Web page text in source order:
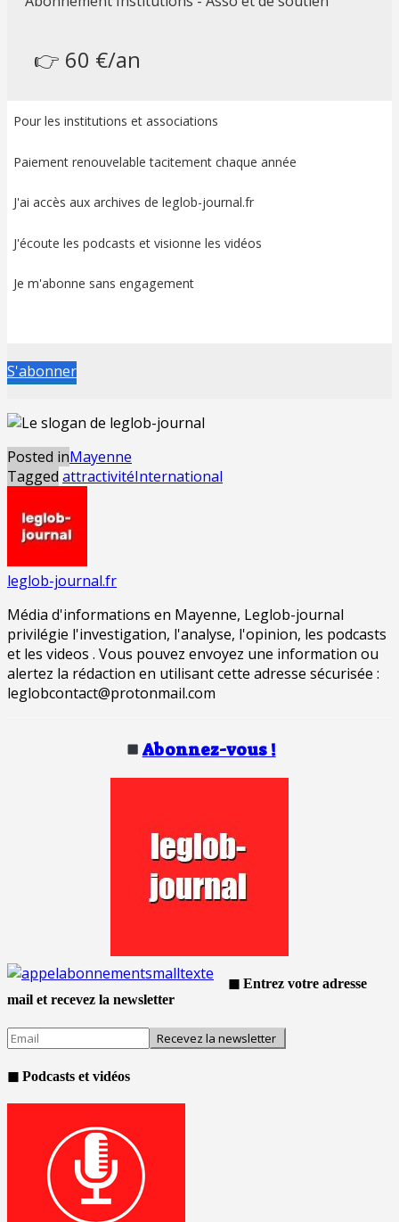
👉 60 €/an
Pour les institutions et associations
Paiement renouvelable tacitement chaque année
J'ai accès aux archives de leglob-journal.fr
J'écoute les podcasts et visionne les vidéos
Je m'abonne sans engagement
S'abonner
Posted inMayenne
Tagged attractivitéInternational
leglob-journal.fr
Média d'informations en Mayenne, Leglob-journal
privilégie l'investigation, l'analyse, l'opinion, les podcasts
et les videos . Vous pouvez envoyez une information ou
alertez la rédaction en utilisant cette adresse sécurisée :
leglobcontact@protonmail.com
Abonnez-vous !
◼ Entrez votre adresse
mail et recevez la newsletter
◼ Podcasts et vidéos